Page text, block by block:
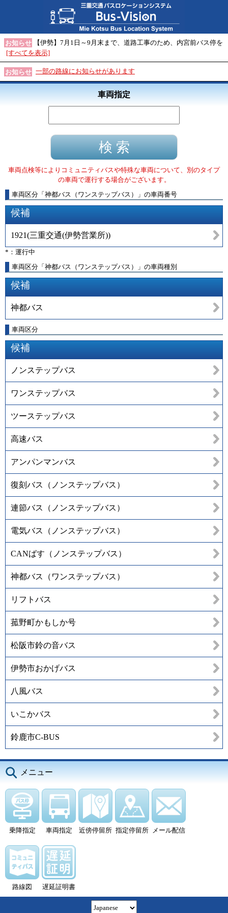
お知らせ
【伊勢】7月1日～9月末まで、道路工事のため、内宮前バス停を
[すべてを表示]
お知らせ 一部の路線にお知らせがあります
車両指定
車両点検等によりコミュニティバスや特殊な車両について、別のタイプ
の車両で運行する場合がございます。
車両区分 「 神都バス（ワンステップバス） 」 の車両番号
候補
1921(三重交通(伊勢営業所))
*：運行中
車両区分「神都バス（ワンステップバス）」の車両種別
候補
神都バス
車両区分
候補
ノンステップバス
ワンステップバス
ツーステップバス
高速バス
アンパンマンバス
復刻バス（ノンステップバス）
連節バス（ノンステップバス）
電気バス（ノンステップバス）
CANばす（ノンステップバス）
神都バス（ワンステップバス）
リフトバス
菰野町かもしか号
松阪市鈴の音バス
伊勢市おかげバス
八風バス
いこかバス
鈴鹿市C-BUS
メニュー
乗降指定 車両指定 近傍停留所 指定停留所 メール配信
路線図 遅延証明書